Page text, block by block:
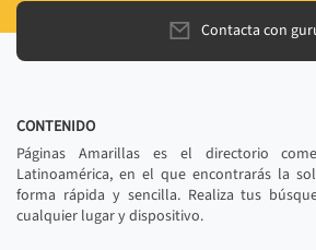
Contacta con
CONTENIDO
Páginas Amarillas es el directorio
Latinoamérica, en el que encontrarás la
forma rápida y sencilla. Realiza tus
cualquier lugar y dispositivo.